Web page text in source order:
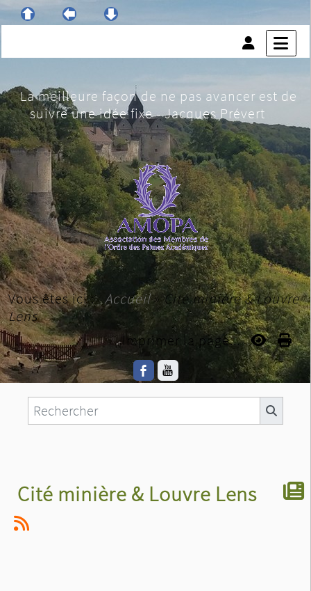
La meilleure façon de ne pas avancer est de
suivre une idée fixe - Jacques Prévert
Vous êtes ici :Accueil»Cité minière & Louvre
Lens
Imprimer la page...
Cité minière & Louvre Lens